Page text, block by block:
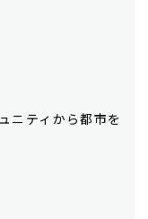
ニティから都市を